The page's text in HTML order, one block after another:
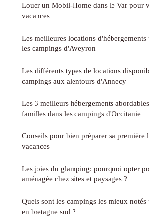
Louer un Mobil-Home dans le Var pour
vacances
Les meilleures locations d'hébergements
les campings d'Aveyron
Les différents types de locations
campings aux alentours d'Annecy
Les 3 meilleurs hébergements
familles dans les campings d'Occitanie
Conseils pour bien préparer sa première
vacances
Les joies du glamping: pourquoi opter
aménagée chez sites et paysages ?
Quels sont les campings les mieux notés
en bretagne sud ?